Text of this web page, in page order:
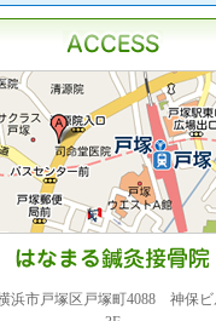
浜市戸塚区戸塚町4088 神保ビ